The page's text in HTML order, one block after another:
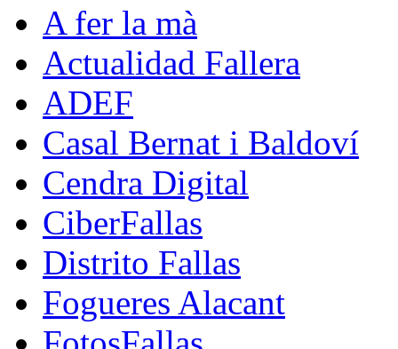
A fer la mà
Actualidad Fallera
ADEF
Casal Bernat i Baldoví
Cendra Digital
CiberFallas
Distrito Fallas
Fogueres Alacant